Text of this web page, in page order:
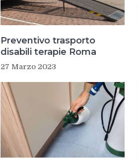
Preventivo trasporto
disabili terapie Roma
27 Marzo 2023